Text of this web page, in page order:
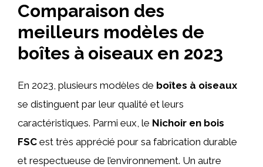
Comparaison des
meilleurs modèles de
boîtes à oiseaux en 2023
En 2023, plusieurs modèles de boîtes à oiseaux
se distinguent par leur qualité et leurs
caractéristiques. Parmi eux, le Nichoir en bois
FSC est très apprécié pour sa fabrication durable
et respectueuse de l’environnement. Un autre